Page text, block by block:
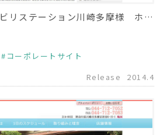
ケアーズ訪問看護リハビリステーション川崎多摩様 ホームページ制作
コーポレートサイト
Release
2014.4